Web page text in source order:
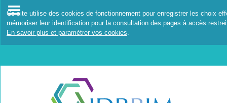
Ce site utilise des cookies de fonctionnement pour enregistrer les choix
mémoriser leur identification pour la consultation des pages à accès
En savoir plus et paramétrer vos cookies